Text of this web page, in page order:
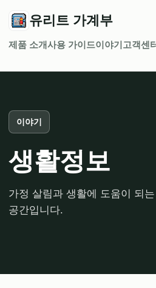
유리트 가계부
제품 소개사용 가이드이야기 고객센
이야기
생활정보
가정 살림과 생활에 도움이 되
공간입니다.